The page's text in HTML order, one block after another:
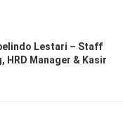
Lestari – Staff
Manager & Kasir